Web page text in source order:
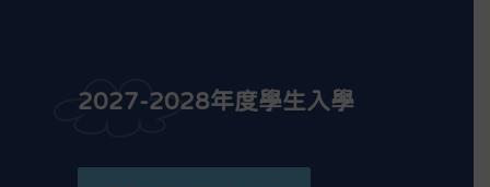
2027-2028年度學生入學